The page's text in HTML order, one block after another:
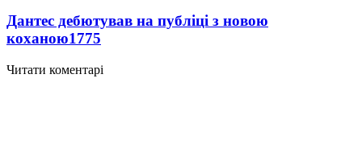
Дантес дебютував на публіці з новою
коханою1775
Читати коментарі